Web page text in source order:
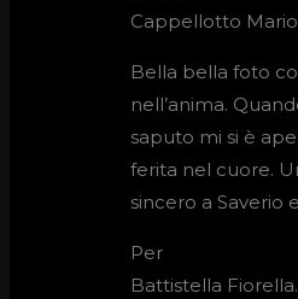
Cappellotto Mario
Bella bella foto
nell’anima.
saputo mi si è
ferita nel cuore.
sincero a Saverio
Per
Battistella Fiorella.